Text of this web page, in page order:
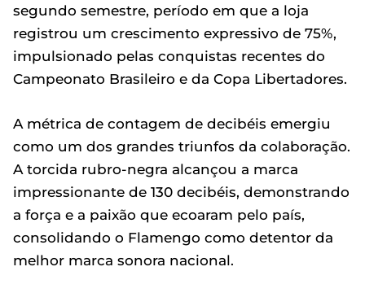
segundo semestre, período em que a loja
registrou um crescimento expressivo de 75%,
impulsionado pelas conquistas recentes do
Campeonato Brasileiro e da Copa Libertadores.
A métrica de contagem de decibéis emergiu
como um dos grandes triunfos da colaboração.
A torcida rubro-negra alcançou a marca
impressionante de 130 decibéis, demonstrando
a força e a paixão que ecoaram pelo país,
consolidando o Flamengo como detentor da
melhor marca sonora nacional.